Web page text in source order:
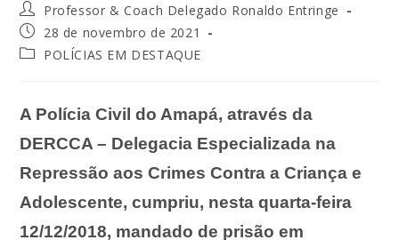
Professor & Coach Delegado Ronaldo Entringe
28 de novembro de 2021
POLÍCIAS EM DESTAQUE
A Polícia Civil do Amapá, através da
DERCCA – Delegacia Especializada na
Repressão aos Crimes Contra a Criança e
Adolescente, cumpriu, nesta quarta-feira
12/12/2018, mandado de prisão em